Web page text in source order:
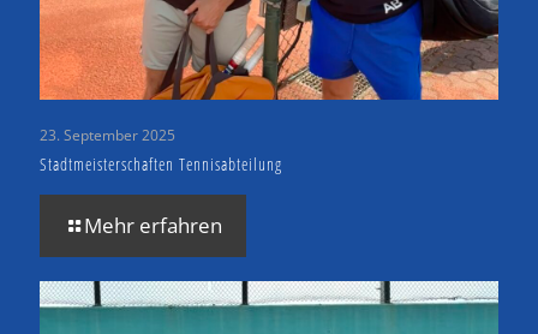
23. September 2025
Stadtmeisterschaften Tennisabteilung
Mehr erfahren